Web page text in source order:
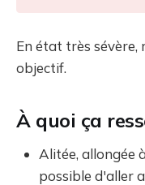
En état très sévère,
objectif.
À quoi ça
Alitée, allongée
possible d'aller